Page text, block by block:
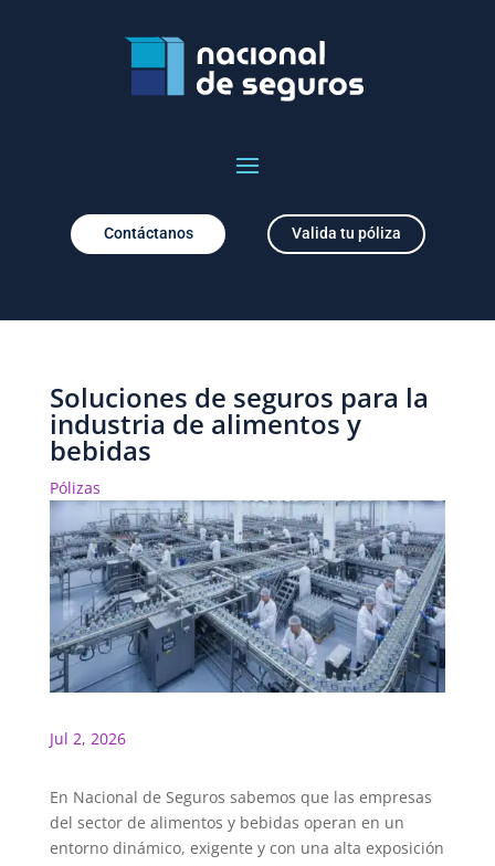
Contáctanos Valida tu póliza
Soluciones de seguros para la
industria de alimentos y
bebidas
Pólizas
Jul 2, 2026
En Nacional de Seguros sabemos que las empresas
del sector de alimentos y bebidas operan en un
entorno dinámico, exigente y con una alta exposición